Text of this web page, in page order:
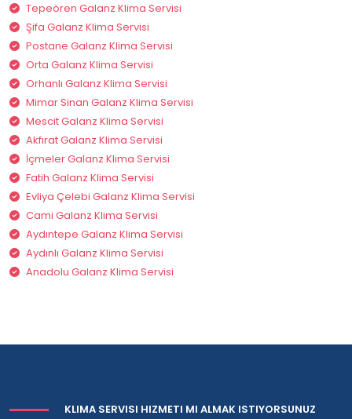
Tepeören Galanz Klima Servisi
Şifa Galanz Klima Servisi
Postane Galanz Klima Servisi
Orta Galanz Klima Servisi
Orhanlı Galanz Klima Servisi
Mimar Sinan Galanz Klima Servisi
Mescit Galanz Klima Servisi
Akfırat Galanz Klima Servisi
İçmeler Galanz Klima Servisi
Fatih Galanz Klima Servisi
Evliya Çelebi Galanz Klima Servisi
Cami Galanz Klima Servisi
Aydıntepe Galanz Klima Servisi
Aydınlı Galanz Klima Servisi
Anadolu Galanz Klima Servisi
KLIMA SERVISI HIZMETI MI ALMAK ISTIYORSUNUZ